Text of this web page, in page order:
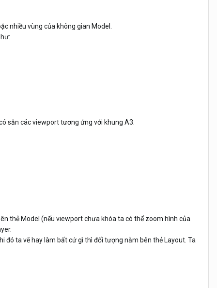
nhiều vùng của không gian Model.
sẵn các viewport tương ứng với khung A3.
thẻ Model (nếu viewport chưa khóa ta có thể zoom hình của
đó ta vẽ hay làm bất cứ gì thì đối tượng nằm bên thẻ Layout. Ta